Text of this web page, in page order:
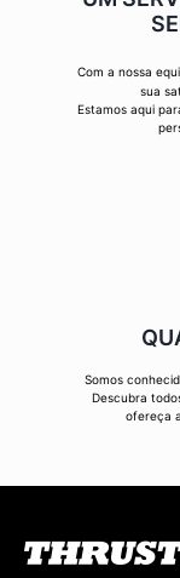
Com a nossa
sua
Estamos aqui
Somos
Descubra
ofereça